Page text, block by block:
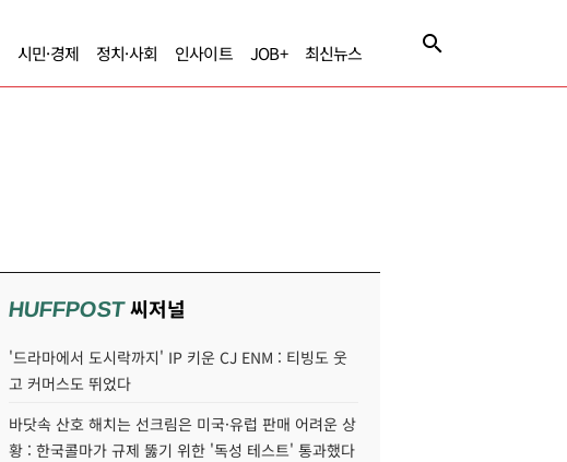
시민·경제 정치·사회 인사이트 JOB+ 최신뉴스
HUFFPOST씨저널
'드라마에서 도시락까지' IP 키운 CJ ENM : 티빙도 웃
고 커머스도 뛰었다
바닷속 산호 해치는 선크림은 미국·유럽 판매 어려운 상
황 : 한국콜마가 규제 뚫기 위한 '독성 테스트' 통과했다